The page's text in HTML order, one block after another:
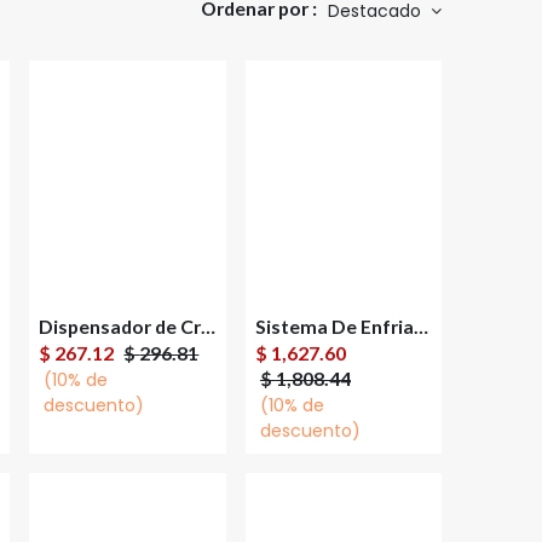
Ordenar por : Destacado
Agregar al
carrito
Dispensador de Croquetas Pepet Automatico 3 Kg para Mascotas
$ 267.12 $296.81
(10% de
descuento)
Agregar al
carrito
Sistema De Enfriamiento Liquido Cooler Master Core 360 Black Argb, Pantalla 4pul., Negro
$ 1,627.60
$1,808.44
(10% de
descuento)